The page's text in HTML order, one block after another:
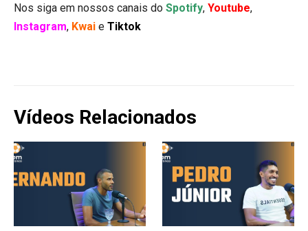
Nos siga em nossos canais do Spotify, Youtube,
Instagram, Kwai e Tiktok
Vídeos Relacionados